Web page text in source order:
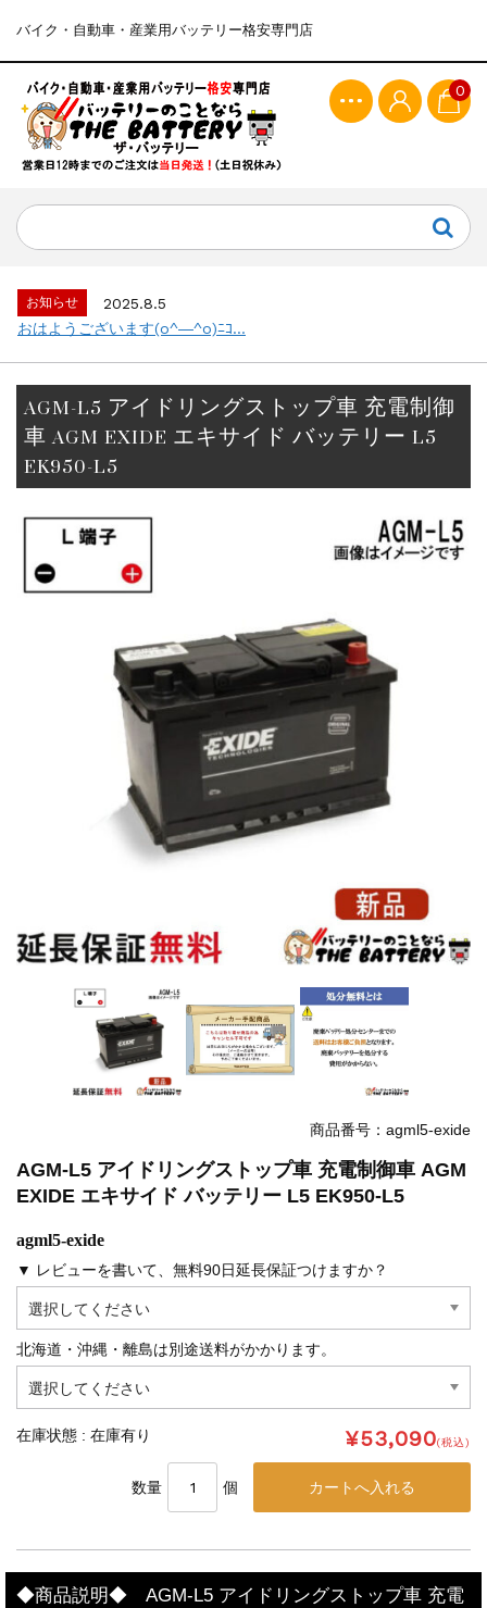
バイク・自動車・産業用バッテリー格安専門店
0
お知らせ
2025.8.5
おはようございます(o^―^o)ﾆｺ...
AGM-L5 アイドリングストップ車 充電制御
車 AGM EXIDE エキサイド バッテリー L5
EK950-L5
商品番号：agml5-exide
AGM-L5 アイドリングストップ車 充電制御車 AGM
EXIDE エキサイド バッテリー L5 EK950-L5
agml5-exide
▼ レビューを書いて、無料90日延長保証つけますか？
北海道・沖縄・離島は別途送料がかかります。
在庫状態 : 在庫有り ¥53,090(税込)
数量 個
◆商品説明◆ AGM-L5 アイドリングストップ車 充電